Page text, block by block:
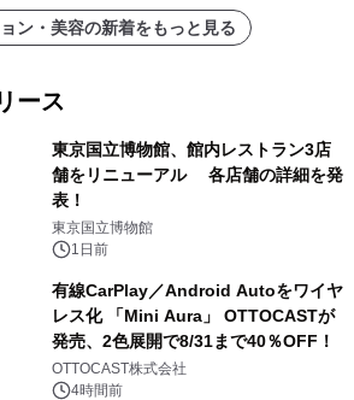
ン・美容の新着をもっと見る
ース
東京国立博物館、館内レストラン3店
舗をリニューアル 各店舗の詳細を発
表！
東京国立博物館
1日前
有線CarPlay／Android Autoをワイヤ
レス化 「Mini Aura」 OTTOCASTが
発売、2色展開で8/31まで40％OFF！
OTTOCAST株式会社
4時間前